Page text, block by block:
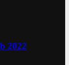
2022